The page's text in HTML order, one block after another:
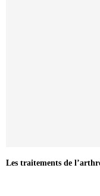
Les traitements de